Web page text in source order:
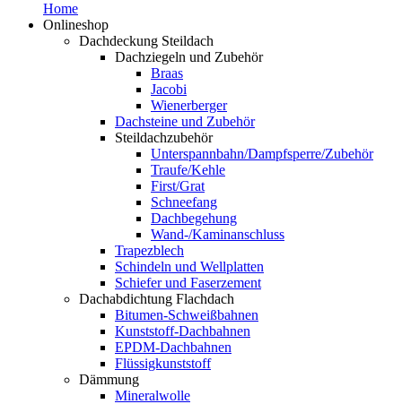
Home
Onlineshop
Dachdeckung Steildach
Dachziegeln und Zubehör
Braas
Jacobi
Wienerberger
Dachsteine und Zubehör
Steildachzubehör
Unterspannbahn/Dampfsperre/Zubehör
Traufe/Kehle
First/Grat
Schneefang
Dachbegehung
Wand-/Kaminanschluss
Trapezblech
Schindeln und Wellplatten
Schiefer und Faserzement
Dachabdichtung Flachdach
Bitumen-Schweißbahnen
Kunststoff-Dachbahnen
EPDM-Dachbahnen
Flüssigkunststoff
Dämmung
Mineralwolle